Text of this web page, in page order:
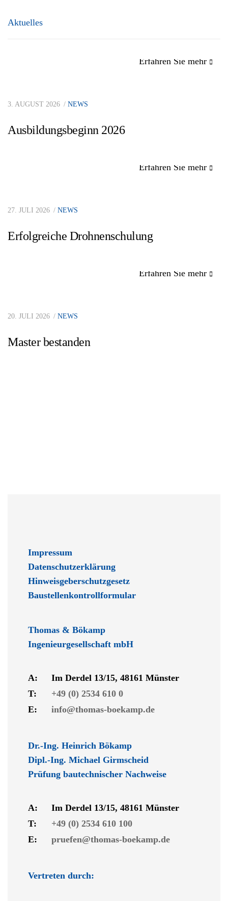
Aktuelles
Erfahren Sie mehr
3. AUGUST 2026 NEWS
Ausbildungsbeginn 2026
Erfahren Sie mehr
27. JULI 2026 NEWS
Erfolgreiche Drohnenschulung
Erfahren Sie mehr
20. JULI 2026 NEWS
Master bestanden
Impressum
Datenschutzerklärung
Hinweisgeberschutzgesetz
Baustellenkontrollformular
Thomas & Bökamp
Ingenieurgesellschaft mbH
A:
Im Derdel 13/15, 48161 Münster
T:
+49 (0) 2534 610 0
E:
info@thomas-boekamp.de
Dr.-Ing. Heinrich Bökamp
Dipl.-Ing. Michael Girmscheid
Prüfung bautechnischer Nachweise
A:
Im Derdel 13/15, 48161 Münster
T:
+49 (0) 2534 610 100
E:
pruefen@thomas-boekamp.de
Vertreten durch: